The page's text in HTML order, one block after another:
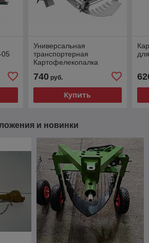
Универсальная
транспортерная
Картофелекопалка
740руб.
Купить
и новинки